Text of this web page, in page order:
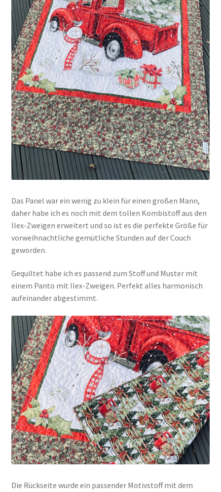
Das Panel war ein wenig zu klein für einen großen Mann,
daher habe ich es noch mit dem tollen Kombistoff aus den
Ilex-Zweigen erweitert und so ist es die perfekte Größe für
vorweihnachtliche gemütliche Stunden auf der Couch
geworden.
Gequiltet habe ich es passend zum Stoff und Muster mit
einem Panto mit Ilex-Zweigen. Perfekt alles harmonisch
aufeinander abgestimmt.
Die Rückseite wurde ein passender Motivstoff mit dem